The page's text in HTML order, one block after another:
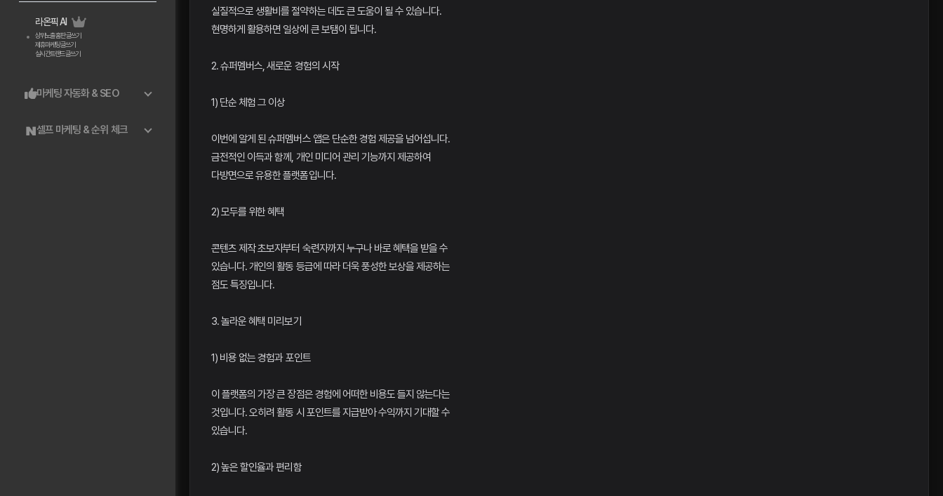
라온픽 AI
상위노출 홈판 글쓰기
제휴마케팅 글쓰기
실시간트랜드 글쓰기
마케팅 자동화 & SEO
셀프 마케팅 & 순위 체크
실질적으로 생활비를 절약하는 데도 큰 도움이 될 수 있습니다.
현명하게 활용하면 일상에 큰 보탬이 됩니다.
2. 슈퍼멤버스, 새로운 경험의 시작
1) 단순 체험 그 이상
이번에 알게 된 슈퍼멤버스 앱은 단순한 경험 제공을 넘어섭니다.
금전적인 이득과 함께, 개인 미디어 관리 기능까지 제공하여
다방면으로 유용한 플랫폼입니다.
2) 모두를 위한 혜택
콘텐츠 제작 초보자부터 숙련자까지 누구나 바로 혜택을 받을 수
있습니다. 개인의 활동 등급에 따라 더욱 풍성한 보상을 제공하는
점도 특징입니다.
3. 놀라운 혜택 미리보기
1) 비용 없는 경험과 포인트
이 플랫폼의 가장 큰 장점은 경험에 어떠한 비용도 들지 않는다는
것입니다. 오히려 활동 시 포인트를 지급받아 수익까지 기대할 수
있습니다.
2) 높은 할인율과 편리함